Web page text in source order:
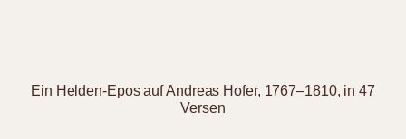
Ein Helden-Epos auf Andreas Hofer, 1767–1810, in 47
Versen